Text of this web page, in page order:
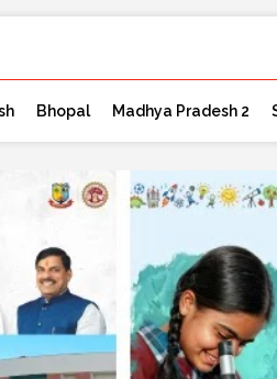
Bhopal Madhya Pradesh 2